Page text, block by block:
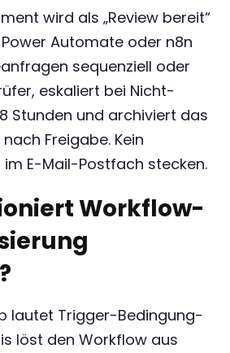
wird als „Review bereit“
Automate oder n8n
sequenziell oder
eskaliert bei Nicht-
Stunden und archiviert das
Freigabe. Kein
E-Mail-Postfach stecken.
Workflow-
lautet Trigger-Bedingung-
löst den Workflow aus